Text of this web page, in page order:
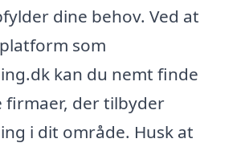
dine behov. Ved at
som
kan du nemt finde
firmaer, der tilbyder
i dit område. Husk at